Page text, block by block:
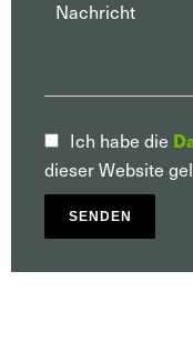
Ich habe die
dieser Website
SENDEN